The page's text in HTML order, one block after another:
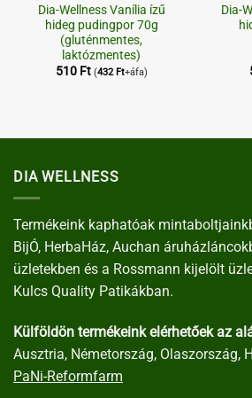
Dia-Wellness Vanília ízű
hideg pudingpor 70g
(gluténmentes,
laktózmentes)
510 Ft (432 Ft+áfa)
Dia-
DIA WELLNESS
Termékeink kaphatóak
BijÓ, HerbaHáz, Auchan
üzletekben és a Rossmann kijelölt
Kulcs Quality Patikákban.
Külföldön termékeink elérhetőek az
Ausztria, Németország, Olaszország,
PaNi-Reformfarm